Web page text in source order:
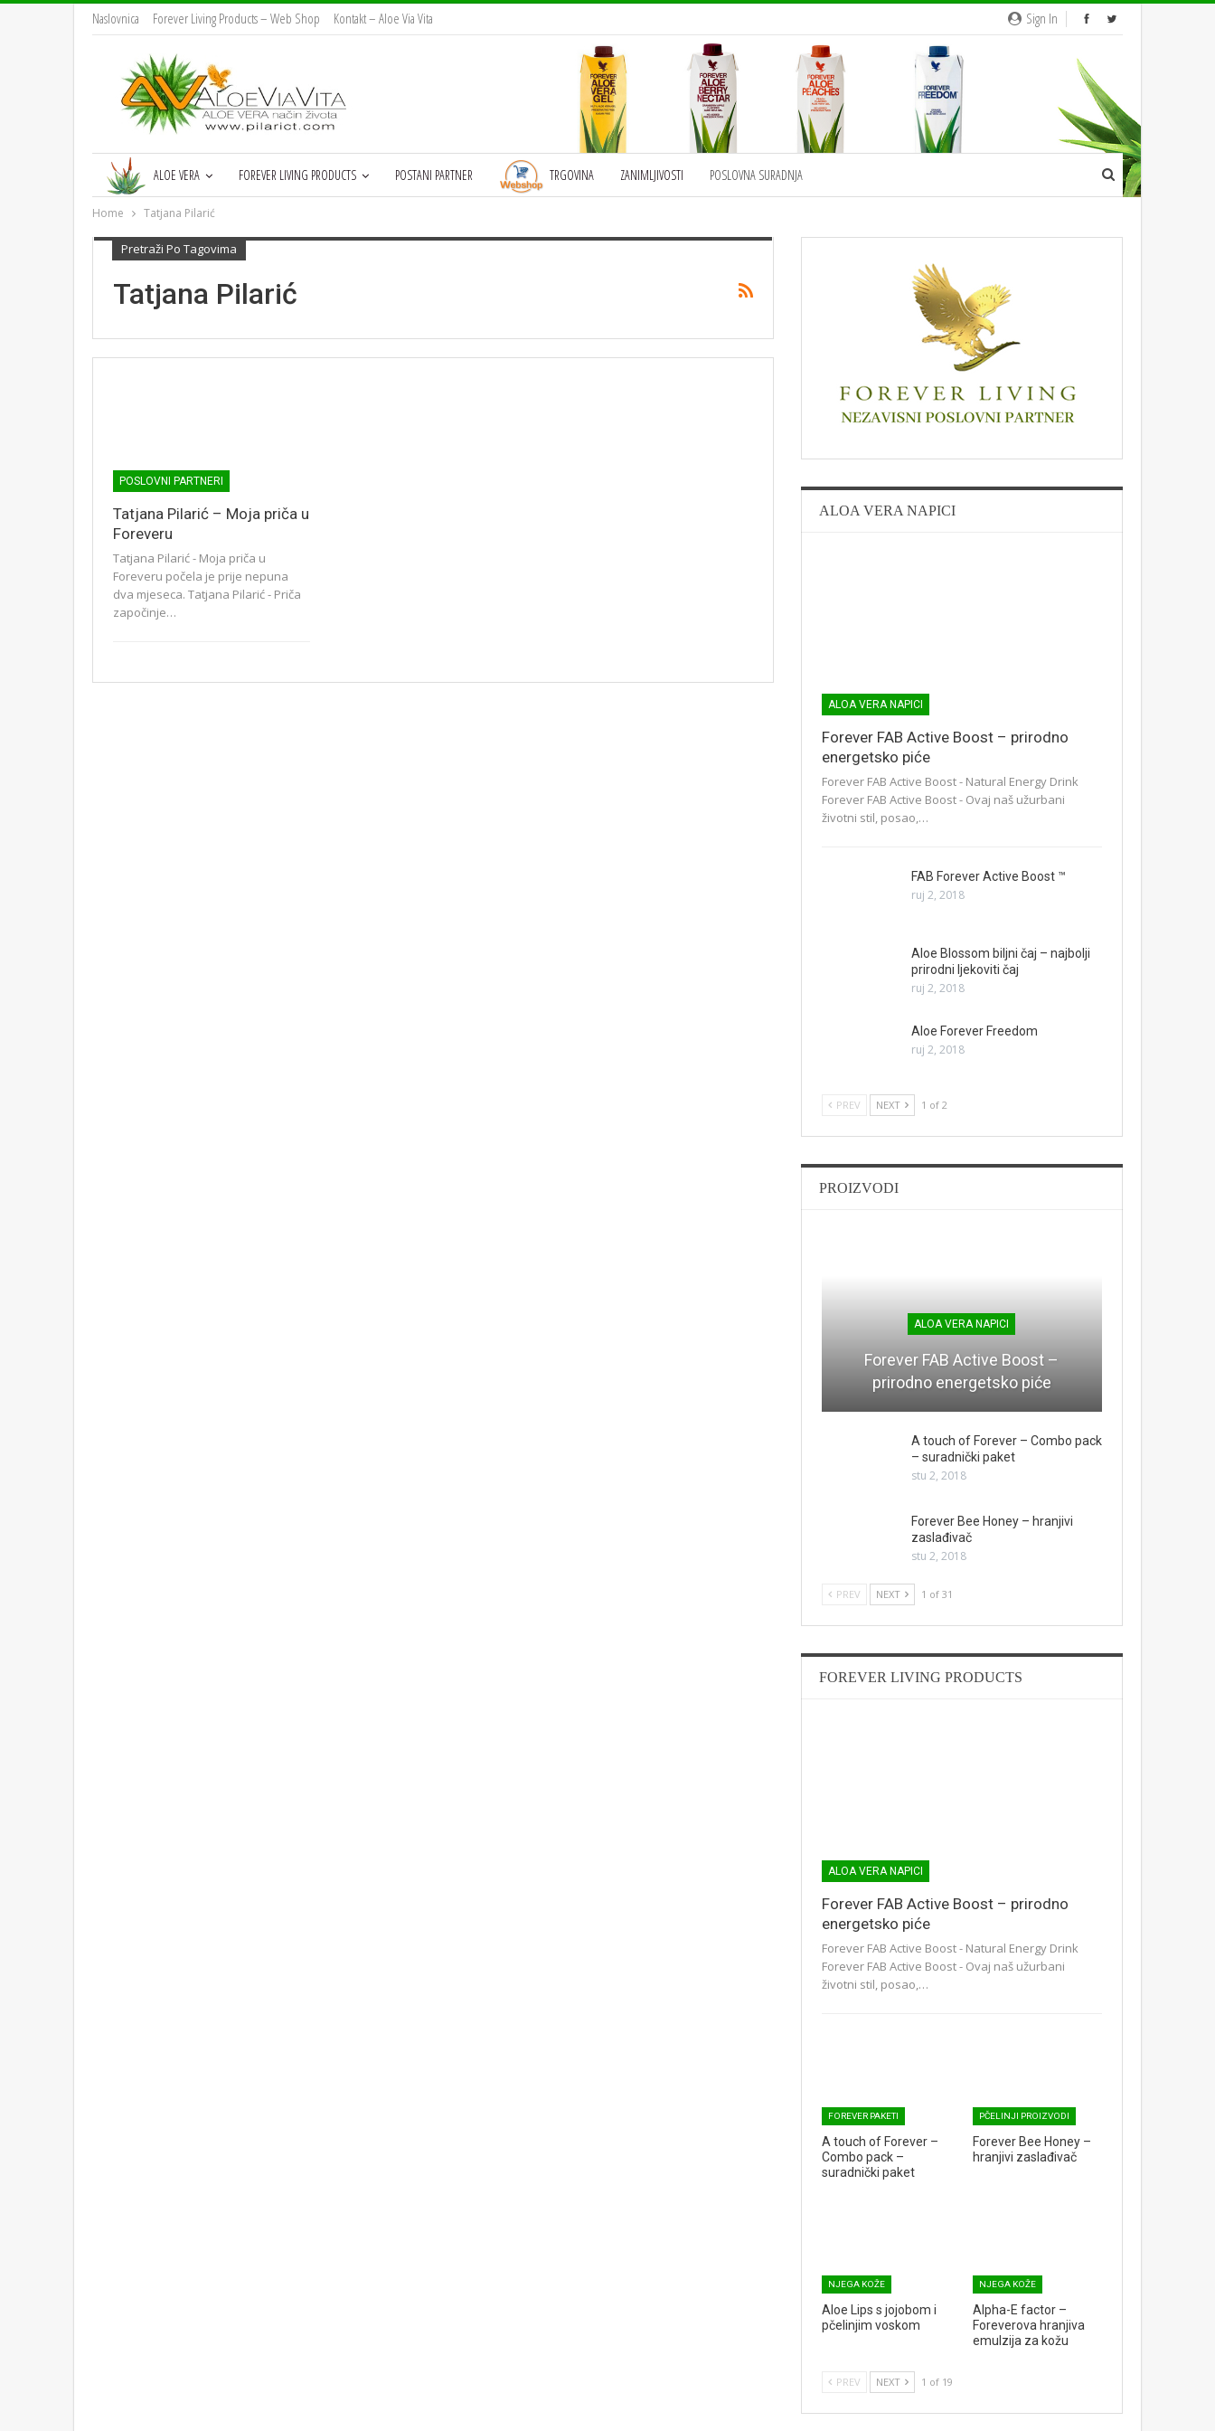
Sign In
Naslovnica Forever Living Products – Web Shop Kontakt – Aloe Via Vita
ALOE VERA FOREVER LIVING PRODUCTS POSTANI PARTNER TRGOVINA ZANIMLJIVOSTI POSLOVNA SURADNJA
Home Tatjana Pilarić
Pretraži Po Tagovima
Tatjana Pilarić
POSLOVNI PARTNERI
Tatjana Pilarić – Moja priča u
Foreveru
Tatjana Pilarić - Moja priča u
Foreveru počela je prije nepuna
dva mjeseca. Tatjana Pilarić - Priča
započinje…
ALOA VERA NAPICI
ALOA VERA NAPICI
Forever FAB Active Boost – prirodno
energetsko piće
Forever FAB Active Boost - Natural Energy Drink
Forever FAB Active Boost - Ovaj naš užurbani
životni stil, posao,…
FAB Forever Active Boost ™
ruj 2, 2018
Aloe Blossom biljni čaj – najbolji
prirodni ljekoviti čaj
ruj 2, 2018
Aloe Forever Freedom
ruj 2, 2018
PREV NEXT 1 of 2
PROIZVODI
ALOA VERA NAPICI
Forever FAB Active Boost –
prirodno energetsko piće
A touch of Forever – Combo pack
– suradnički paket
stu 2, 2018
Forever Bee Honey – hranjivi
zaslađivač
stu 2, 2018
PREV NEXT 1 of 31
FOREVER LIVING PRODUCTS
ALOA VERA NAPICI
Forever FAB Active Boost – prirodno
energetsko piće
Forever FAB Active Boost - Natural Energy Drink
Forever FAB Active Boost - Ovaj naš užurbani
životni stil, posao,…
FOREVER PAKETI
A touch of Forever –
Combo pack –
suradnički paket
PČELINJI PROIZVODI
Forever Bee Honey –
hranjivi zaslađivač
NJEGA KOŽE
Aloe Lips s jojobom i
pčelinjim voskom
NJEGA KOŽE
Alpha-E factor –
Foreverova hranjiva
emulzija za kožu
PREV NEXT 1 of 19